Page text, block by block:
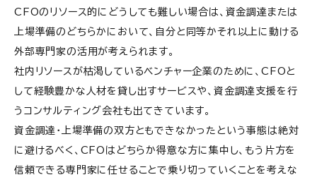
CFOのリソース的にどうしても難しい場合は、資金調達または
上場準備のどちらかにおいて、自分と同等かそれ以上に動ける
外部専門家の活用が考えられます。
社内リソースが枯渇しているベンチャー企業のために、CFOと
して経験豊かな人材を貸し出すサービスや、資金調達支援を行
うコンサルティング会社も出てきています。
資金調達・上場準備の双方ともできなかったという事態は絶対
に避けるべく、CFOはどちらか得意な方に集中し、もう片方を
信頼できる専門家に任せることで乗り切っていくことを考えな